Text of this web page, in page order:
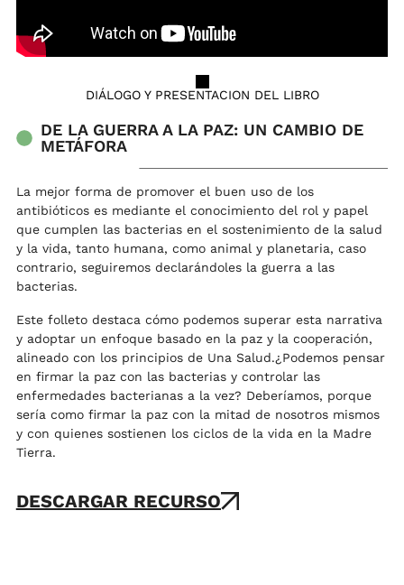
DIÁLOGO Y PRESENTACION DEL LIBRO
DE LA GUERRA A LA PAZ: UN CAMBIO DE
METÁFORA
La mejor forma de promover el buen uso de los
antibióticos es mediante el conocimiento del rol y papel
que cumplen las bacterias en el sostenimiento de la salud
y la vida, tanto humana, como animal y planetaria, caso
contrario, seguiremos declarándoles la guerra a las
bacterias.
Este folleto destaca cómo podemos superar esta narrativa
y adoptar un enfoque basado en la paz y la cooperación,
alineado con los principios de Una Salud.¿Podemos pensar
en firmar la paz con las bacterias y controlar las
enfermedades bacterianas a la vez? Deberíamos, porque
sería como firmar la paz con la mitad de nosotros mismos
y con quienes sostienen los ciclos de la vida en la Madre
Tierra.
DESCARGAR RECURSO